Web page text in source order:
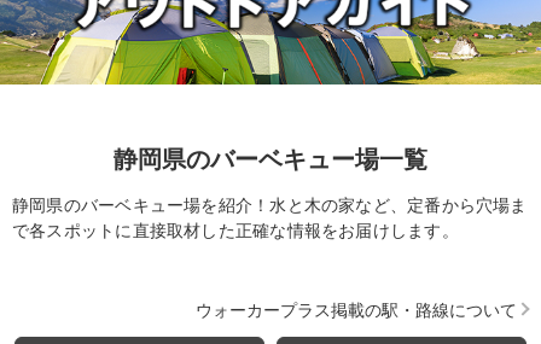
静岡県のバーベキュー場一覧
静岡県のバーベキュー場を紹介！水と木の家など、定番から穴場ま
で各スポットに直接取材した正確な情報をお届けします。
ウォーカープラス掲載の駅・路線について